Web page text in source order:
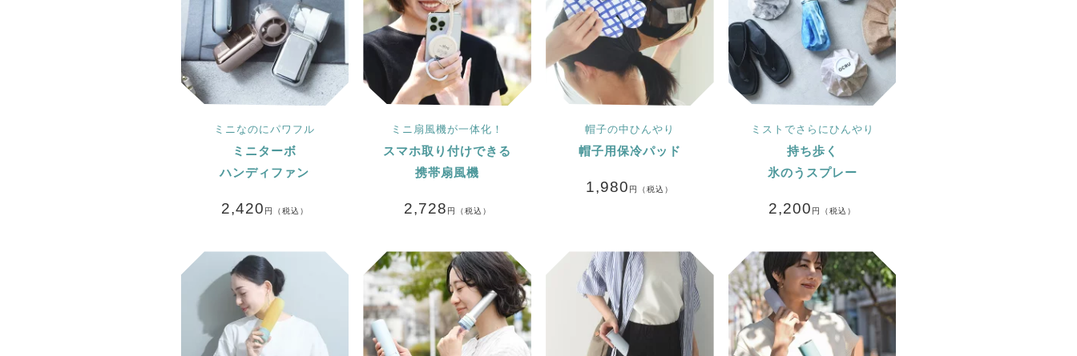
ミニなのにパワフル
ミニターボ
ハンディファン
2,420 円（税込）
ミニ扇風機が一体化！
スマホ取り付けできる
携帯扇風機
2,728 円（税込）
帽子の中ひんやり
帽子用保冷パッド
1,980 円（税込）
ミストでさらにひんやり
持ち歩く
氷のうスプレー
2,200 円（税込）